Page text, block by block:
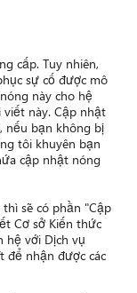
cấp. Tuy nhiên,
sự cố được mô
này cho hệ
này. Cập nhật
nếu bạn không bị
tôi khuyên bạn
cập nhật nóng
sẽ có phần "Cập
Cơ sở Kiến thức
hệ với Dịch vụ
để nhận được các